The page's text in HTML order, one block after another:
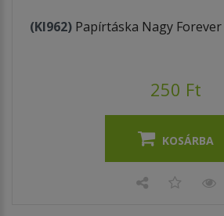
(KI962) Papírtáska Nagy
250 Ft
KOSÁRBA